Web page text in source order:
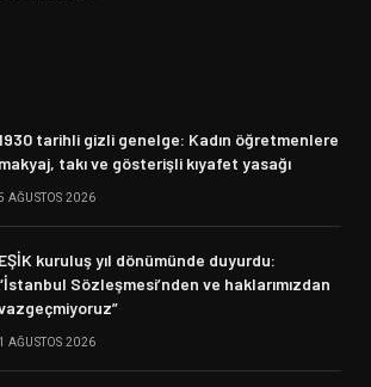
tarihli gizli genelge: Kadın öğretmenlere
makyaj, takı ve gösterişli kıyafet yasağı
AĞUSTOS 2026
EŞİK kuruluş yıl dönümünde duyurdu:
Sözleşmesi’nden ve haklarımızdan
1 AĞUSTOS 2026